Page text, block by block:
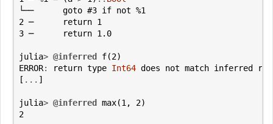
└──
goto #3 if not %1
2 ─ return 1
3 ─ return 1.0
julia> @inferred f(2)
ERROR: return type Int64 does not match inferred
[ ... ]
julia> @inferred max(1 , 2)
2